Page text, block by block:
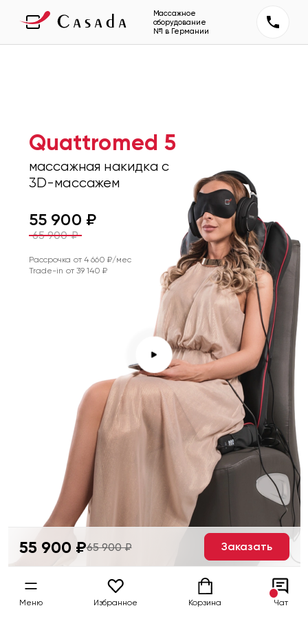
Массажное
оборудование
№1 в Германии
Quattromed 5
массажная накидка с
3D-массажем
55 900 ₽
65 900₽
Рассрочка от4 660 ₽/мес
Trade-in от 39 140 ₽
55 900 ₽65 900 ₽ Заказать
Меню Избранное Корзина Чат